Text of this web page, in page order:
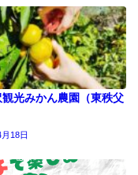
観光みかん農園（東秩父
18日